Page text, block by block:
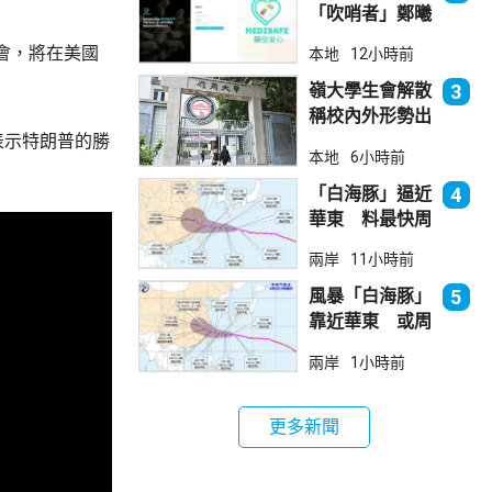
，將在美國
特朗普的勝
「吹哨者」鄭曦
進行刑事調查
本地 12小時前
嶺大學生會解散
稱校內外形勢出
3
本地 6小時前
「白海豚」逼近
華東 料最快周
4
兩岸 11小時前
風暴「白海豚」
靠近華東 或周
5
兩岸 1小時前
更多新聞